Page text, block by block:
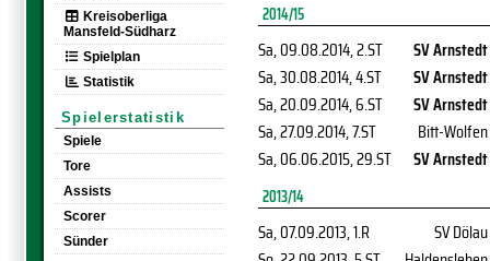
Kreisoberliga
Mansfeld-Südharz
Spielplan
Statistik
Spielerstatistik
Spiele
Tore
Assists
Scorer
Sünder
2014/15
Sa, 09.08.2014, 2.ST
SV Arnstedt
Sa, 30.08.2014, 4.ST
SV Arnstedt
Sa, 20.09.2014, 6.ST
SV Arnstedt
Sa, 27.09.2014, 7.ST
Bitt-Wolfen
Sa, 06.06.2015, 29.ST SV Arnstedt
2013/14
Sa, 07.09.2013, 1.R
SV Dölau